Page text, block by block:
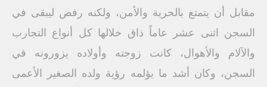
مقابل أن يتمتع بالحرية والأمن، ولكنه رفض ليبقى في
السجن اثنى عشر عاماً ذاق خلالها كل أنواع التجارب
والآلام والأهوال، كانت زوجته وأولاده يزورونه في
السجن، وكان أشد ما يؤلمه رؤية ولده الصغير الأعمى